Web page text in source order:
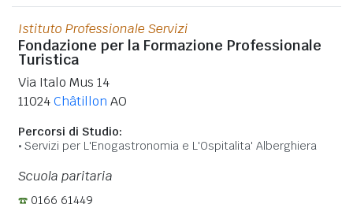
Istituto Professionale Servizi
Fondazione per la Formazione Professionale
Turistica
Via Italo Mus 14
11024Châtillon AO
Percorsi di Studio:
Servizi per L'Enogastronomia e L'Ospitalita' Alberghiera
Scuola paritaria
0166 61449